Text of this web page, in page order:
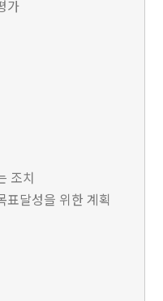
가
조치
표달성을 위한 계획